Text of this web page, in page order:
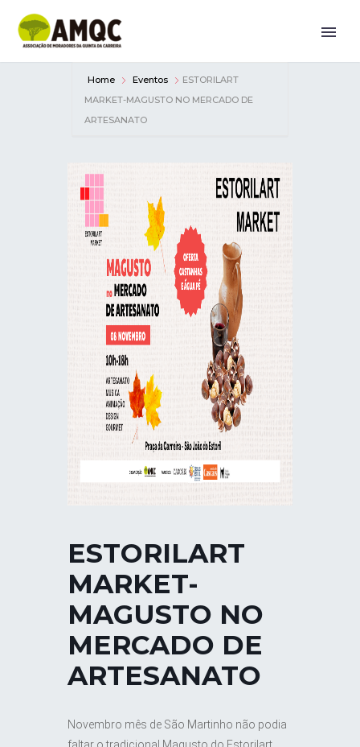
Home Eventos
ESTORILART
MARKET-MAGUSTO NO MERCADO DE
ARTESANATO
ESTORILART
MARKET-
MAGUSTO NO
MERCADO DE
ARTESANATO
Novembro mês de São Martinho não podia